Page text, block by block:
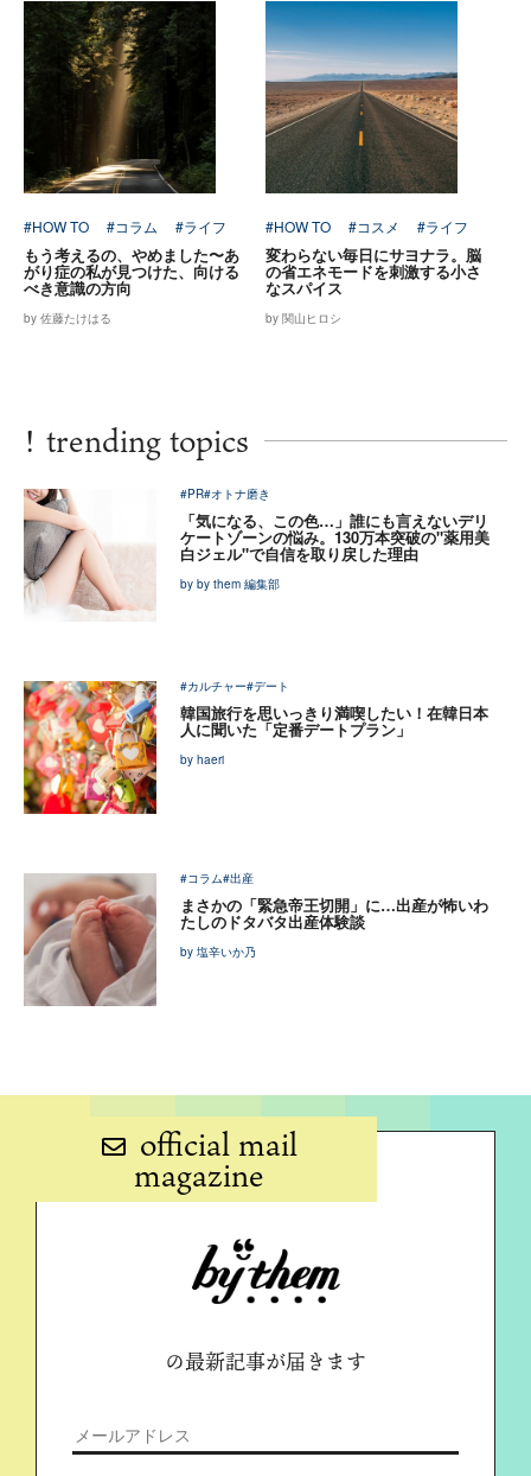
#HOW TO #コラム #ライフ
もう考えるの、やめました〜あ
がり症の私が見つけた、向ける
べき意識の方向
by 佐藤たけはる
#HOW TO #コスメ #ライフ
変わらない毎日にサヨナラ。脳
の省エネモードを刺激する小さ
なスパイス
by 関山ヒロシ
! trending topics
#PR#オトナ磨き
「気になる、この色…」誰にも言えないデリ
ケートゾーンの悩み。130万本突破の"薬用美
白ジェル"で自信を取り戻した理由
by by them 編集部
#カルチャー#デート
韓国旅行を思いっきり満喫したい！在韓日本
人に聞いた「定番デートプラン」
by haeri
#コラム#出産
まさかの「緊急帝王切開」に…出産が怖いわ
たしのドタバタ出産体験談
by 塩辛いか乃
official mail
magazine
の最新記事が届きます